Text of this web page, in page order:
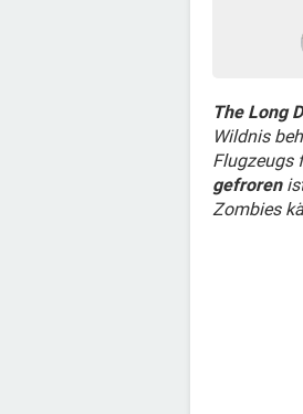
The Long
Wildnis
Flugzeugs
gefroren
Zombies